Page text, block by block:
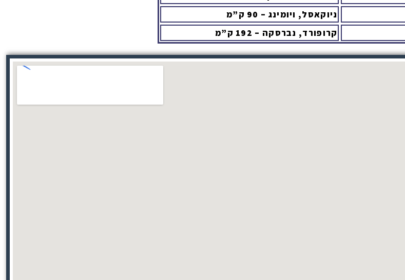
ניוקאסל, ויומינג – 90 ק”מ
קרופורד, נברסקה – 192 ק”מ